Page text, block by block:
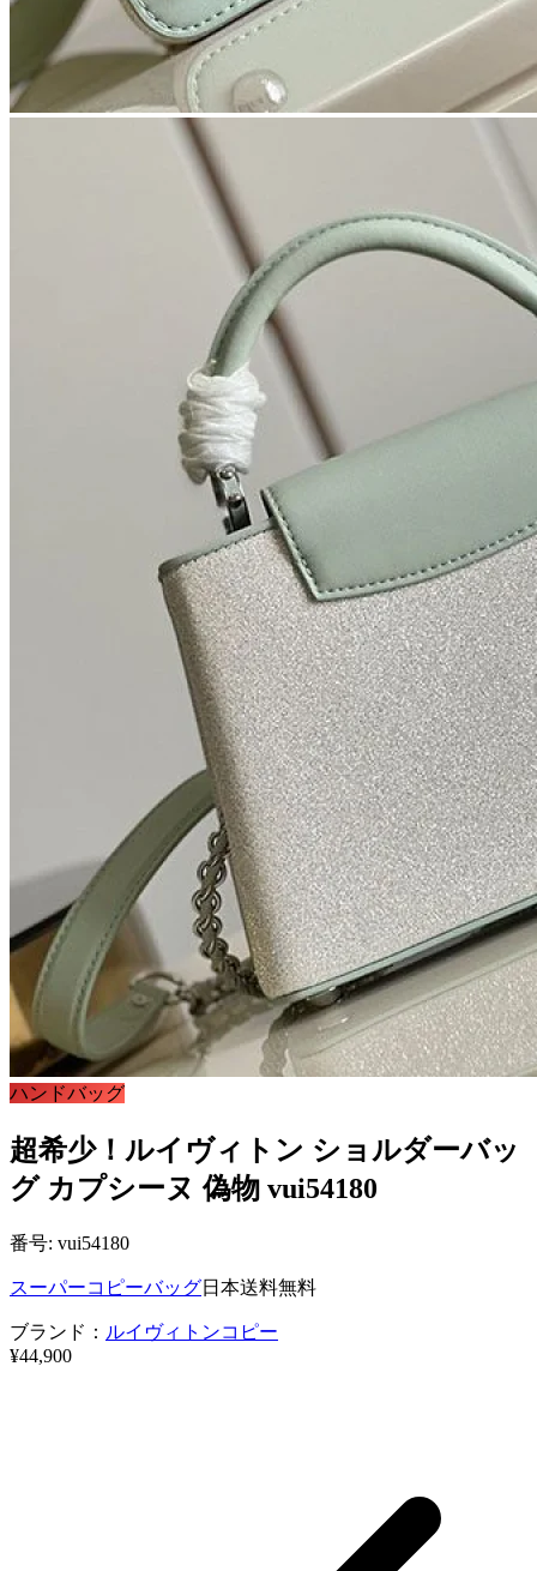
ハンドバッグ
超希少！ルイヴィトン ショルダーバッ
グ カプシーヌ 偽物 vui54180
番号: vui54180
スーパーコピーバッグ日本送料無料
ブランド： ルイヴィトンコピー
¥44,900